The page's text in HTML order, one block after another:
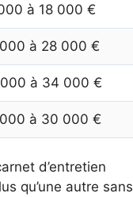
à 18 000 €
à 28 000 €
à 34 000 €
à 30 000 €
d’entretien
qu’une autre sans